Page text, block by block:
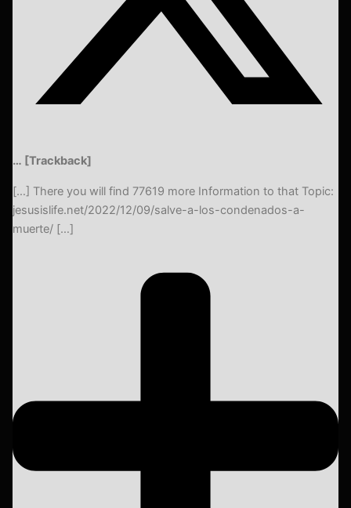
… [Trackback]
[…] There you will find 77619 more Information to that Topic:
jesusislife.net/2022/12/09/salve-a-los-condenados-a-
muerte/ […]